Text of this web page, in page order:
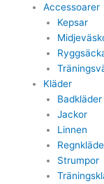
Accessoarer
Kepsar
Kläder
Badkläder
Jackor
Linnen
Strumpor